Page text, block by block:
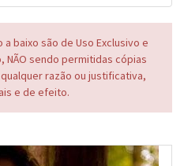
a baixo são de Uso Exclusivo e
sendo permitidas cópias
razão ou justificativa,
e de efeito.